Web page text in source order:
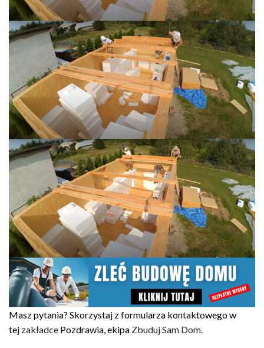
Masz pytania? Skorzystaj z formularza kontaktowego w
tej zakładce Pozdrawia, ekipa Zbuduj Sam Dom.